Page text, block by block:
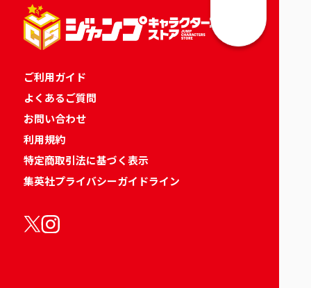
ご利用ガイド
よくあるご質問
お問い合わせ
利用規約
特定商取引法に基づく表示
集英社プライバシーガイドライン